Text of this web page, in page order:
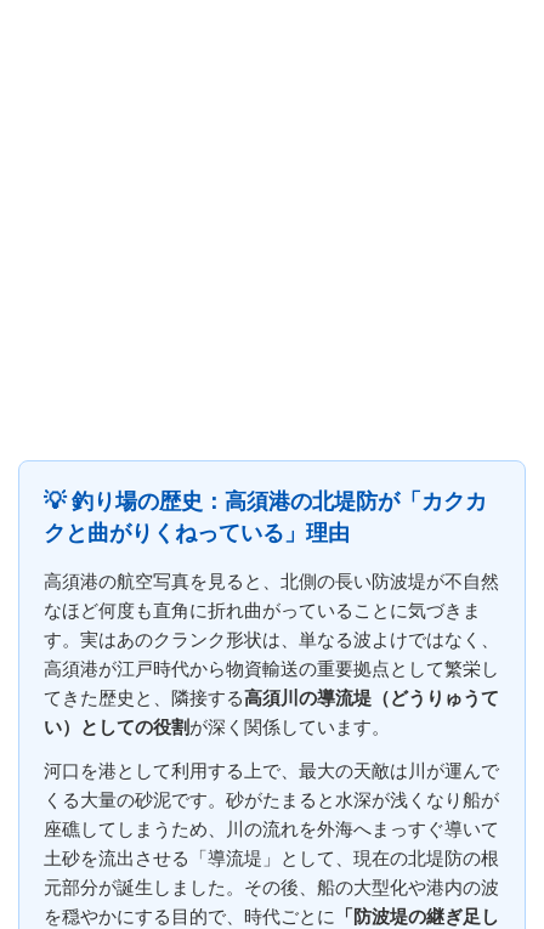
💡 釣り場の歴史：高須港の北堤防が「カクカ
クと曲がりくねっている」理由
高須港の航空写真を見ると、北側の長い防波堤が不自然
なほど何度も直角に折れ曲がっていることに気づきま
す。実はあのクランク形状は、単なる波よけではなく、
高須港が江戸時代から物資輸送の重要拠点として繁栄し
てきた歴史と、隣接する高須川の導流堤（どうりゅうて
い）としての役割が深く関係しています。
河口を港として利用する上で、最大の天敵は川が運んで
くる大量の砂泥です。砂がたまると水深が浅くなり船が
座礁してしまうため、川の流れを外海へまっすぐ導いて
土砂を流出させる「導流堤」として、現在の北堤防の根
元部分が誕生しました。その後、船の大型化や港内の波
を穏やかにする目的で、時代ごとに
「防波堤の継ぎ足し